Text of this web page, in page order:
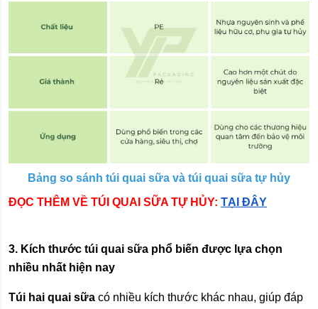
Bảng so sánh túi quai sữa và túi quai sữa tự hủy
ĐỌC THÊM VỀ TÚI QUAI SỮA TỰ HỦY: TẠI ĐÂY
3. Kích thước túi quai sữa phổ biến được lựa chọn
nhiều nhất hiện nay
Túi hai quai sữa có nhiều kích thước khác nhau, giúp đáp